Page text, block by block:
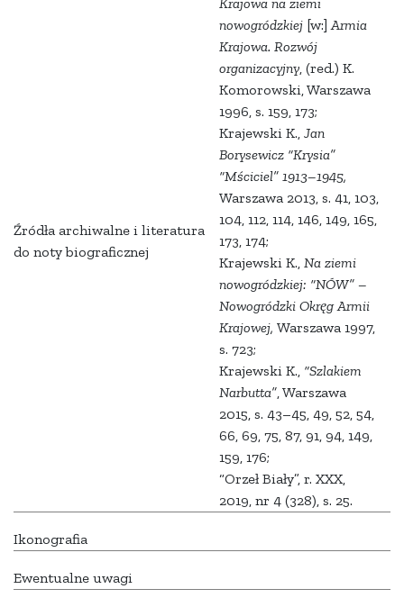
Źródła archiwalne i literatura
do noty biograficznej
nowogródzkiej [w:] Armia
Krajowa. Rozwój
organizacyjny, (red.) K.
Komorowski, Warszawa
1996, s. 159, 173;
Krajewski K., Jan
Borysewicz “Krysia”
“Mściciel” 1913–1945,
Warszawa 2013, s. 41, 103,
104, 112, 114, 146, 149, 165,
173, 174;
Krajewski K., Na ziemi
nowogródzkiej: “NÓW” –
Nowogródzki Okręg Armii
Krajowej, Warszawa 1997,
s. 723;
Krajewski K., “Szlakiem
Narbutta”, Warszawa
2015, s. 43–45, 49, 52, 54,
66, 69, 75, 87, 91, 94, 149,
159, 176;
“Orzeł Biały”, r. XXX,
2019, nr 4 (328), s. 25.
Ikonografia
Ewentualne uwagi